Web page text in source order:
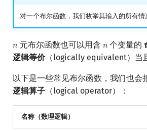
对一个布尔函数，我们枚举其输入的所有
𝑛
n 元布尔函数也可以用含 𝑛
n 个变量的
逻辑等价（logically equivalent）当
以下是一些常见布尔函数，我们也会
逻辑算子 （logical operator）：
名称（数理逻辑）